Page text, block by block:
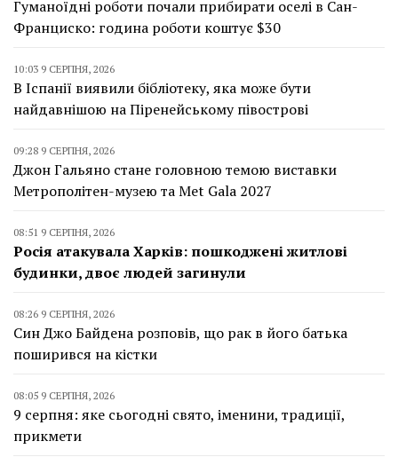
Гуманоїдні роботи почали прибирати оселі в Сан-
Франциско: година роботи коштує $30
10:03 9 СЕРПНЯ, 2026
В Іспанії виявили бібліотеку, яка може бути
найдавнішою на Піренейському півострові
09:28 9 СЕРПНЯ, 2026
Джон Гальяно стане головною темою виставки
Метрополітен-музею та Met Gala 2027
08:51 9 СЕРПНЯ, 2026
Росія атакувала Харків: пошкоджені житлові
будинки, двоє людей загинули
08:26 9 СЕРПНЯ, 2026
Син Джо Байдена розповів, що рак в його батька
поширився на кістки
08:05 9 СЕРПНЯ, 2026
9 серпня: яке сьогодні свято, іменини, традиції,
прикмети